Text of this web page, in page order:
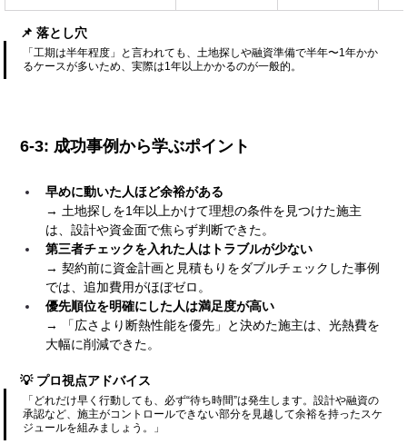
📌 落とし穴
「工期は半年程度」と言われても、土地探しや融資準備で半年〜1年かか
るケースが多いため、実際は1年以上かかるのが一般的。
6-3: 成功事例から学ぶポイント
早めに動いた人ほど余裕がある
→ 土地探しを1年以上かけて理想の条件を見つけた施主
は、設計や資金面で焦らず判断できた。
第三者チェックを入れた人はトラブルが少ない
→ 契約前に資金計画と見積もりをダブルチェックした事例
では、追加費用がほぼゼロ。
優先順位を明確にした人は満足度が高い
→ 「広さより断熱性能を優先」と決めた施主は、光熱費を
大幅に削減できた。
💡 プロ視点アドバイス
「どれだけ早く行動しても、必ず“待ち時間”は発生します。設計や融資の
承認など、施主がコントロールできない部分を見越して余裕を持ったスケ
ジュールを組みましょう。」